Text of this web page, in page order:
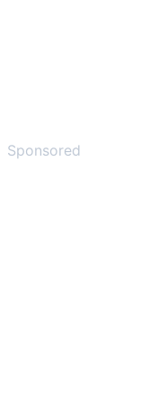
Sponsored